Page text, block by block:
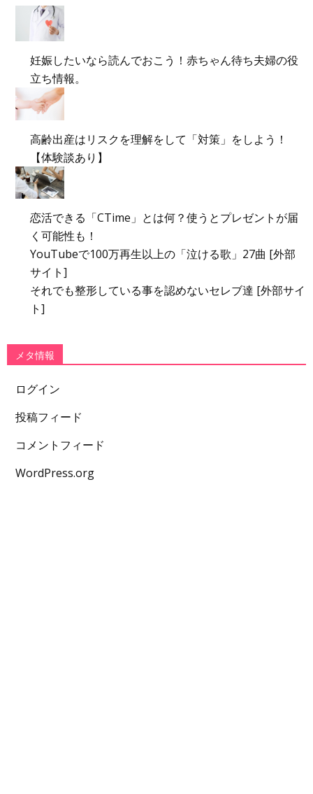
妊娠したいなら読んでおこう！赤ちゃん待ち夫婦の役
立ち情報。
高齢出産はリスクを理解をして「対策」をしよう！
【体験談あり】
恋活できる「CTime」とは何？使うとプレゼントが届
く可能性も！
YouTubeで100万再生以上の「泣ける歌」27曲 [外部
サイト]
それでも整形している事を認めないセレブ達 [外部サイ
ト]
メタ情報
ログイン
投稿フィード
コメントフィード
WordPress.org